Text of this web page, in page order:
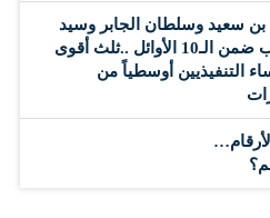
بن سعيد وسلطان الجابر وسيد
شعيب ضمن الـ10 الأوائل ..ثلث أقوى
التنفيذيين أوسطياً من